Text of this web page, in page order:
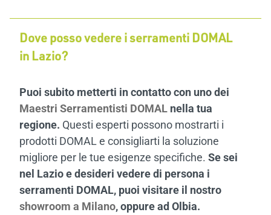
Dove posso vedere i serramenti DOMAL
in Lazio?
Puoi subito metterti in contatto con uno dei
Maestri Serramentisti DOMAL nella tua
regione. Questi esperti possono mostrarti i
prodotti DOMAL e consigliarti la soluzione
migliore per le tue esigenze specifiche. Se sei
nel Lazio e desideri vedere di persona i
serramenti DOMAL, puoi visitare il nostro
showroom a Milano, oppure ad Olbia.